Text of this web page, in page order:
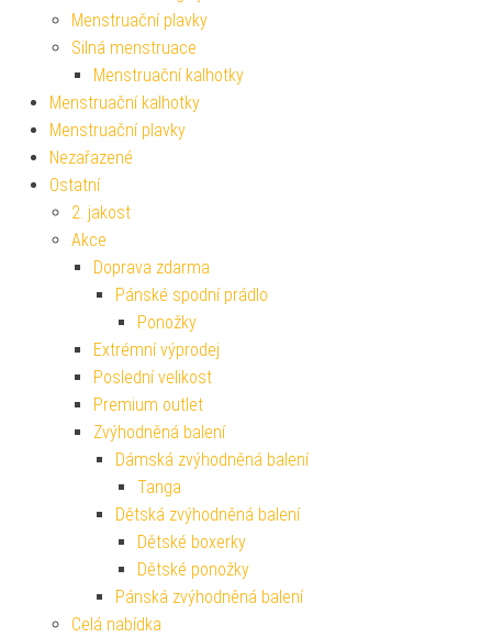
Menstruační plavky
Silná menstruace
Menstruační kalhotky
Menstruační kalhotky
Menstruační plavky
Nezařazené
Ostatní
2. jakost
Akce
Doprava zdarma
Pánské spodní prádlo
Ponožky
Extrémní výprodej
Poslední velikost
Premium outlet
Zvýhodněná balení
Dámská zvýhodněná balení
Tanga
Dětská zvýhodněná balení
Dětské boxerky
Dětské ponožky
Pánská zvýhodněná balení
Celá nabídka